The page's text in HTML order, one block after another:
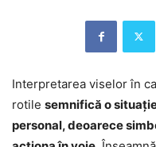
Interpretarea viselor în
rotile semnifică o
personal, deoarece